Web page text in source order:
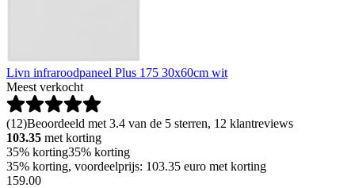
Livn infraroodpaneel Plus 175 30x60cm wit
Meest verkocht
(12)Beoordeeld met 3.4 van de 5 sterren, 12 klantreviews
103.35 met korting
35% korting35% korting
35% korting, voordeelprijs: 103.35 euro met korting
159.00